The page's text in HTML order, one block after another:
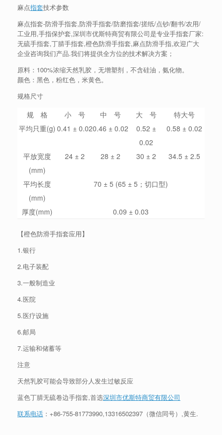
麻点指套技术参数
麻点指套-防滑手指套,防滑手指套/防磨指套/搓纸/点钞/翻书/农用/
工业用,手指保护套,深圳市优斯特商贸有限公司是专业手指套厂家:
无硫手指套,丁腈手指套,橙色防滑手指套,麻点防滑手指,欢迎广大
企业咨询我们产品.我们将提供全方位的技术解决方案；
原料：100%浓缩天然乳胶，无增塑剂，不含硅油，氨化物。
颜色：黑色，粉红色，米黄色。
规格尺寸
规 格 小 号 中 号 大 号
特大号
平均只重(g) 0.41 ± 0.020.46 ± 0.02
0.52 ±
0.02
0.58 ± 0.02
平放宽度
(mm)
24 ± 2 28 ± 2 30 ± 2 34.5 ± 2.5
平均长度
(mm)
70 ± 5 (65 ± 5；切口型)
厚度(mm) 0.09 ± 0.03
【橙色防滑手指套应用】
1.银行
2.电子装配
3.一般制造业
4.医院
5.医疗设施
6.邮局
7.运输和储蓄等
注意
天然乳胶可能会导致部分人发生过敏反应
蓝色丁腈无硫卷边手指套,首选深圳市优斯特商贸有限公司
联系电话 ：+86-755-81773990,13316502397（微信同号）,黄生.